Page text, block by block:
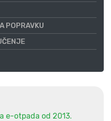
POPRAVKU
e-otpada od 2013.